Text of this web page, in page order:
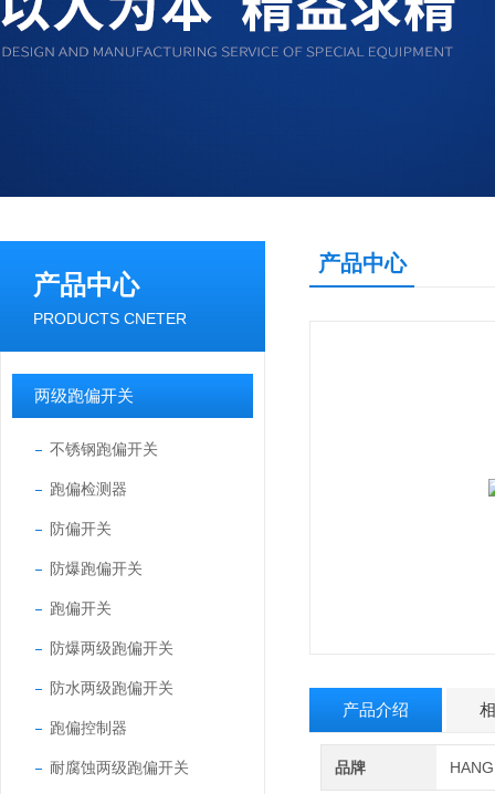
产品中心
PRODUCTS CNETER
两级跑偏开关
不锈钢跑偏开关
跑偏检测器
防偏开关
防爆跑偏开关
跑偏开关
防爆两级跑偏开关
防水两级跑偏开关
跑偏控制器
耐腐蚀两级跑偏开关
产品中心
产品介绍
品牌